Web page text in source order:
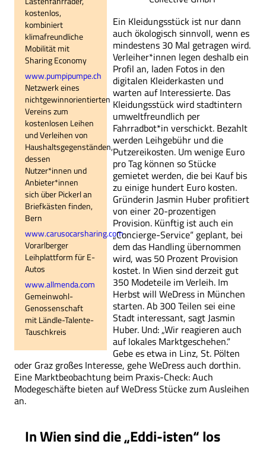
kostenlos,
kombiniert
klimafreundliche
Mobilität mit
Sharing Economy
www.pumpipumpe.ch
Netzwerk eines
nichtgewinnorientierten
Vereins zum
kostenlosen Leihen
und Verleihen von
Haushaltsgegenständen,
dessen
Nutzer*innen und
Anbieter*innen
sich über Pickerl an
Briefkästen finden,
Bern
www.carusocarsharing.com
Vorarlberger
Leihplattform für E-
Autos
www.allmenda.com
Gemeinwohl-
Genossenschaft
mit Ländle-Talente-
Tauschkreis
Ein Kleidungsstück ist nur dann
auch ökologisch sinnvoll, wenn es
mindestens 30 Mal getragen wird.
Verleiher*innen legen deshalb ein
Profil an, laden Fotos in den
digitalen Kleiderkasten und
warten auf Interessierte. Das
Kleidungsstück wird stadtintern
umweltfreundlich per
Fahrradbot*in verschickt. Bezahlt
werden Leihgebühr und die
Putzereikosten. Um wenige Euro
pro Tag können so Stücke
gemietet werden, die bei Kauf bis
zu einige hundert Euro kosten.
Gründerin Jasmin Huber profitiert
von einer 20-prozentigen
Provision. Künftig ist auch ein
„Concierge-Service“ geplant, bei
dem das Handling übernommen
wird, was 50 Prozent Provision
kostet. In Wien sind derzeit gut
350 Modeteile im Verleih. Im
Herbst will WeDress in München
starten. Ab 300 Teilen sei eine
Stadt interessant, sagt Jasmin
Huber. Und: „Wir reagieren auch
auf lokales Marktgeschehen.“
Gebe es etwa in Linz, St. Pölten
oder Graz großes Interesse, gehe WeDress auch dorthin.
Eine Marktbeobachtung beim Praxis-Check: Auch
Modegeschäfte bieten auf WeDress Stücke zum Ausleihen
an.
In Wien sind die „Eddi-isten“ los